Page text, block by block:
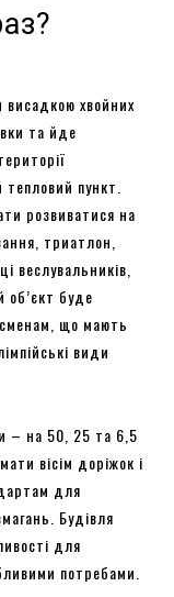
висадкою хвойних
та йде
пункт.
розвиватися на
триатлон,
веслувальників,
об’єкт буде
що мають
види
– на 50, 25 та 6,5
вісім доріжок і
для
Будівля
для
потребами.